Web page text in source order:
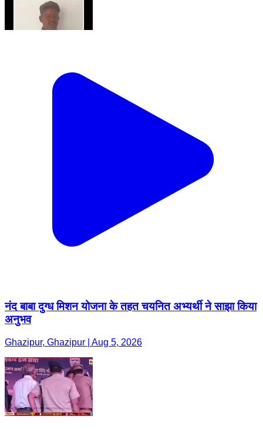
नंद बाबा दुग्ध मिशन योजना के तहत चयनित अभ्यर्थी ने साझा किया
अनुभव
Ghazipur, Ghazipur | Aug 5, 2026